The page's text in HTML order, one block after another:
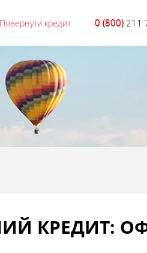
Повернути кредит 0 (800)
0 (800) 211
КРЕДИТ: